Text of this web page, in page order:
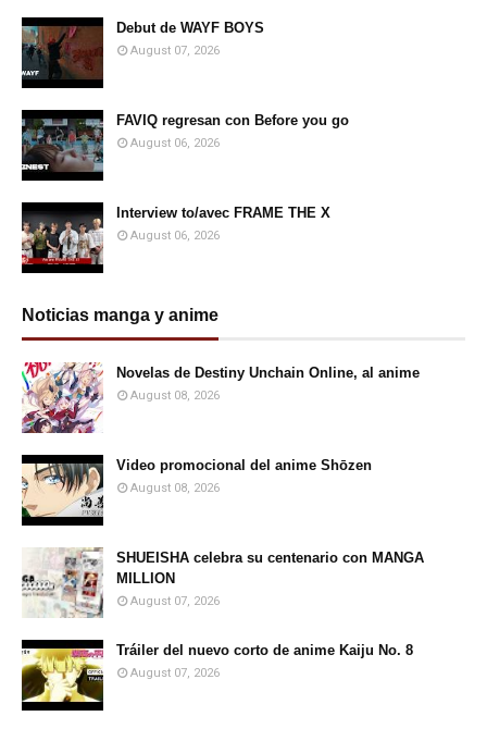
Debut de WAYF BOYS
August 07, 2026
FAVIQ regresan con Before you go
August 06, 2026
Interview to/avec FRAME THE X
August 06, 2026
Noticias manga y anime
Novelas de Destiny Unchain Online, al anime
August 08, 2026
Video promocional del anime Shōzen
August 08, 2026
SHUEISHA celebra su centenario con MANGA
MILLION
August 07, 2026
Tráiler del nuevo corto de anime Kaiju No. 8
August 07, 2026